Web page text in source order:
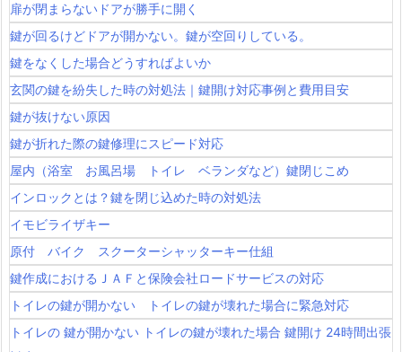
扉が閉まらないドアが勝手に開く
鍵が回るけどドアが開かない。鍵が空回りしている。
鍵をなくした場合どうすればよいか
玄関の鍵を紛失した時の対処法｜鍵開け対応事例と費用目安
鍵が抜けない原因
鍵が折れた際の鍵修理にスピード対応
屋内（浴室 お風呂場 トイレ ベランダなど）鍵閉じこめ
インロックとは？鍵を閉じ込めた時の対処法
イモビライザキー
原付 バイク スクーターシャッターキー仕組
鍵作成におけるＪＡＦと保険会社ロードサービスの対応
トイレの鍵が開かない トイレの鍵が壊れた場合に緊急対応
トイレの 鍵が開かない トイレの鍵が壊れた場合 鍵開け 24時間出張